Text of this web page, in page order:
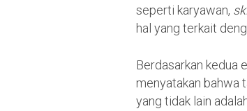
seperti karyawan,
hal yang terkait
Berdasarkan kedua
menyatakan bahwa
yang tidak lain